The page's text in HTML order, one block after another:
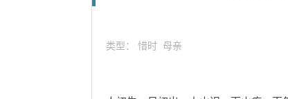
类型： 惜时 母亲